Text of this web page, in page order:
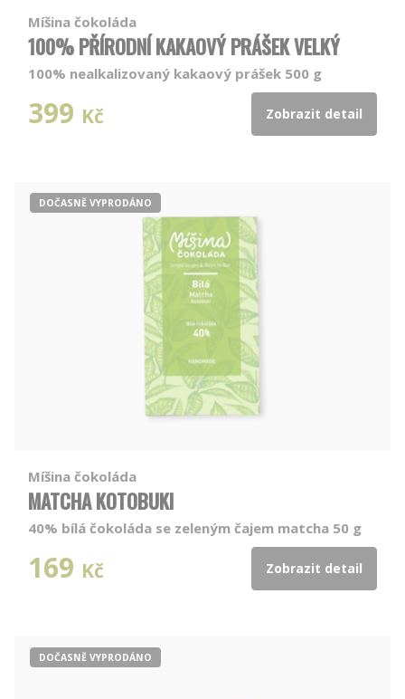
Míšina čokoláda
100% PŘÍRODNÍ KAKAOVÝ PRÁŠEK VELKÝ
100% nealkalizovaný kakaový prášek 500 g
399 Kč Zobrazit detail
DOČASNĚ VYPRODÁNO
Míšina čokoláda
MATCHA KOTOBUKI
40% bílá čokoláda se zeleným čajem matcha 50 g
169 Kč Zobrazit detail
DOČASNĚ VYPRODÁNO